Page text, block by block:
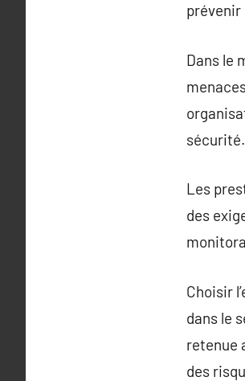
Dans le
sécurité.
Les
des
Choisir
dans le
retenue
des